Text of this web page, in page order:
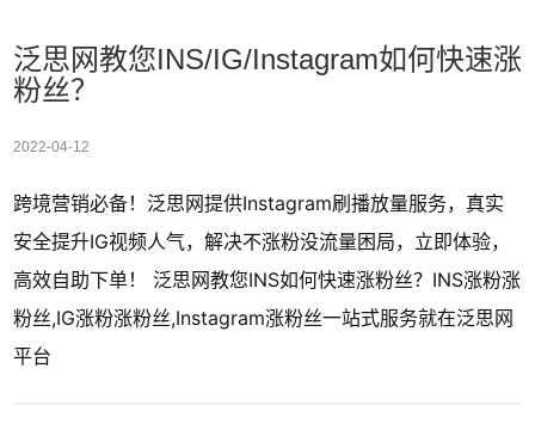
泛思网教您INS/IG/Instagram如何快速涨
粉丝？
2022-04-12
跨境营销必备！泛思网提供Instagram刷播放量服务，真实
安全提升IG视频人气，解决不涨粉没流量困局，立即体验，
高效自助下单！ 泛思网教您INS如何快速涨粉丝？INS涨粉涨
粉丝,IG涨粉涨粉丝,Instagram涨粉丝一站式服务就在泛思网
平台